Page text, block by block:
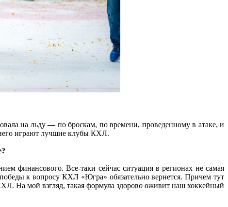
на льду — по броскам, по времени, проведенному в атаке, и
играют лучшие клубы КХЛ.
финансового. Все-таки сейчас ситуация в регионах не самая
к вопросу КХЛ «Югра» обязательно вернется. Причем тут
На мой взгляд, такая формула здорово оживит наш хоккейный